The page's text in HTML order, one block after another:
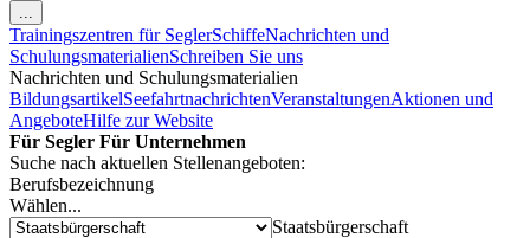
...
Trainingszentren für SeglerSchiffeNachrichten und
SchulungsmaterialienSchreiben Sie uns
Nachrichten und Schulungsmaterialien
BildungsartikelSeefahrtnachrichtenVeranstaltungenAktionen und
AngeboteHilfe zur Website
Für Segler Für Unternehmen
Suche nach aktuellen Stellenangeboten:
Berufsbezeichnung
Wählen...
Staatsbürgerschaft